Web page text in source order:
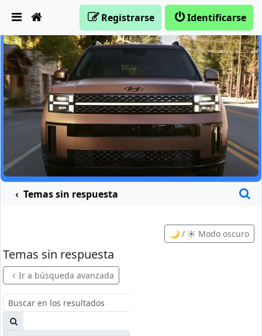
Identificarse
Registrarse
Temas sin respuesta
🌙 / ☀️ Modo oscuro
Temas sin respuesta
Ir a búsqueda avanzada